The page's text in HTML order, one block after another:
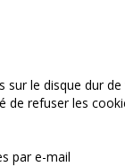
sur le disque dur
de refuser les
par e-mail